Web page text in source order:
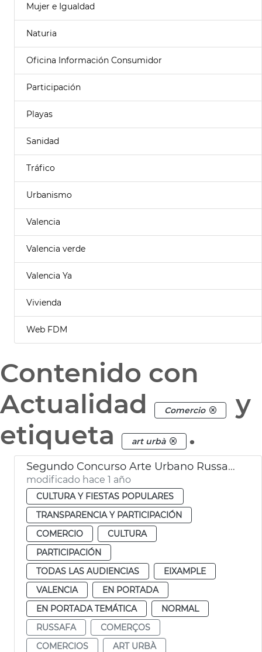
Mujer e Igualdad
Naturia
Oficina Información Consumidor
Participación
Playas
Sanidad
Tráfico
Urbanismo
Valencia
Valencia verde
Valencia Ya
Vivienda
Web FDM
Contenido con
Actualidad
Comercio
y
etiqueta
art urbà .
Segundo Concurso Arte Urbano Russafa Ayuntamiento Valéncia
modificado hace 1 año
CULTURA Y FIESTAS POPULARES
TRANSPARENCIA Y PARTICIPACIÓN
COMERCIO
CULTURA
PARTICIPACIÓN
TODAS LAS AUDIENCIAS
EIXAMPLE
VALENCIA
EN PORTADA
EN PORTADA TEMÁTICA
NORMAL
RUSSAFA
COMERÇOS
COMERCIOS
ART URBÀ